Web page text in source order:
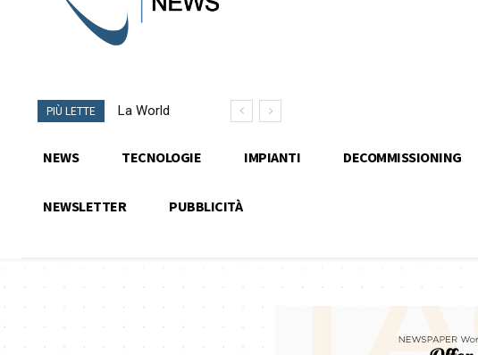
PIÙ LETTE
La World
Association
prima guida
crescita
industriale
NEWS TECNOLOGIE IMPIANTI DECOMMISSIONING
NEWSLETTER PUBBLICITÀ